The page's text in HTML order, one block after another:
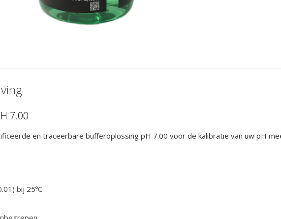
7.00
en traceerbare bufferoplossing pH 7.00 voor de kalibratie van uw pH
bij 25ºC